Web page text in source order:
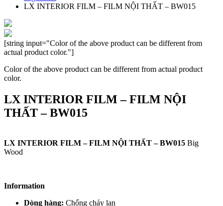
LX INTERIOR FILM – FILM NỘI THẤT – BW015
[string input="Color of the above product can be different from
actual product color."]
Color of the above product can be different from actual product
color.
LX INTERIOR FILM – FILM NỘI
THẤT – BW015
LX INTERIOR FILM – FILM NỘI THẤT – BW015 Big
Wood
Information
Dòng hàng: Chống cháy lan